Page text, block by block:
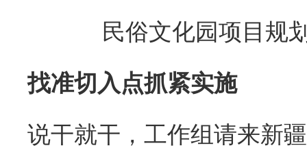
民俗文化园项目规
找准切入点抓紧实施
说干就干，工作组请来新